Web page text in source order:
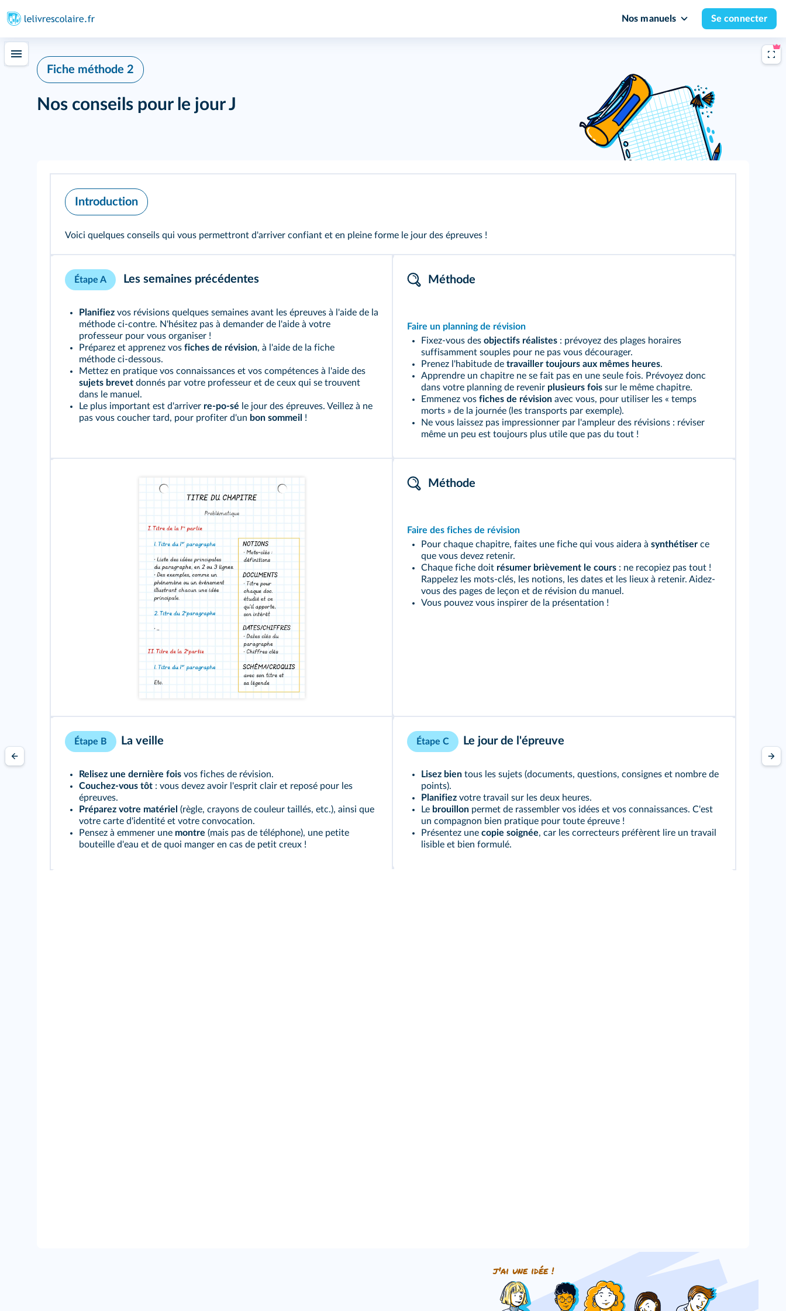
Nos manuels Se connecter
Fiche méthode 2
Nos conseils pour le jour J
Introduction
Voici quelques conseils qui vous permettront d'arriver confiant et en pleine forme le jour des épreuves !
Étape A Les semaines précédentes
Planifiez vos révisions quelques semaines avant les épreuves à l'aide de la
méthode ci-contre. N'hésitez pas à demander de l'aide à votre
professeur pour vous organiser !
Préparez et apprenez vos fiches de révision, à l'aide de la fiche
méthode ci-dessous.
Mettez en pratique vos connaissances et vos compétences à l'aide des
sujets brevet donnés par votre professeur et de ceux qui se trouvent
dans le manuel.
Le plus important est d'arriver re-po-sé le jour des épreuves. Veillez à ne
pas vous coucher tard, pour profiter d'un bon sommeil !
Méthode
Faire un planning de révision
Fixez-vous des objectifs réalistes : prévoyez des plages horaires
suffisamment souples pour ne pas vous décourager.
Prenez l'habitude de travailler toujours aux mêmes heures.
Apprendre un chapitre ne se fait pas en une seule fois. Prévoyez donc
dans votre planning de revenir plusieurs fois sur le même chapitre.
Emmenez vos fiches de révision avec vous, pour utiliser les « temps
morts » de la journée (les transports par exemple).
Ne vous laissez pas impressionner par l'ampleur des révisions : réviser
même un peu est toujours plus utile que pas du tout !
Méthode
Faire des fiches de révision
Pour chaque chapitre, faites une fiche qui vous aidera à synthétiser ce
que vous devez retenir.
Chaque fiche doit résumer brièvement le cours : ne recopiez pas tout !
Rappelez les mots-clés, les notions, les dates et les lieux à retenir. Aidez-
vous des pages de leçon et de révision du manuel.
Vous pouvez vous inspirer de la présentation !
Étape B La veille
Relisez une dernière fois vos fiches de révision.
Couchez-vous tôt : vous devez avoir l'esprit clair et reposé pour les
épreuves.
Préparez votre matériel (règle, crayons de couleur taillés, etc.), ainsi que
votre carte d'identité et votre convocation.
Pensez à emmener une montre (mais pas de téléphone), une petite
bouteille d'eau et de quoi manger en cas de petit creux !
Étape C Le jour de l'épreuve
Lisez bien tous les sujets (documents, questions, consignes et nombre de
points).
Planifiez votre travail sur les deux heures.
Le brouillon permet de rassembler vos idées et vos connaissances. C'est
un compagnon bien pratique pour toute épreuve !
Présentez une copie soignée, car les correcteurs préfèrent lire un travail
lisible et bien formulé.
j'ai une idée !